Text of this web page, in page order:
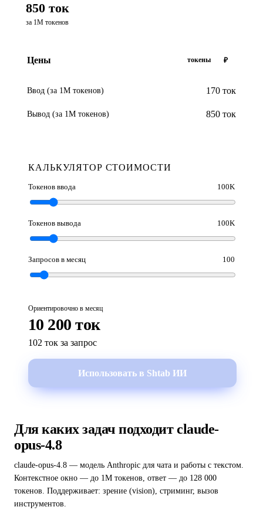
850 ток
за 1М токенов
Цены токены ₽
Ввод (за 1М токенов) 170 ток
Вывод (за 1М токенов) 850 ток
КАЛЬКУЛЯТОР СТОИМОСТИ
Токенов ввода 100K
Токенов вывода 100K
Запросов в месяц 100
Ориентировочно в месяц
10 200 ток
102 ток за запрос
Использовать в Shtab ИИ
Для каких задач подходит claude-
opus-4.8
claude-opus-4.8 — модель Anthropic для чата и работы с текстом.
Контекстное окно — до 1M токенов, ответ — до 128 000
токенов. Поддерживает: зрение (vision), стриминг, вызов
инструментов.